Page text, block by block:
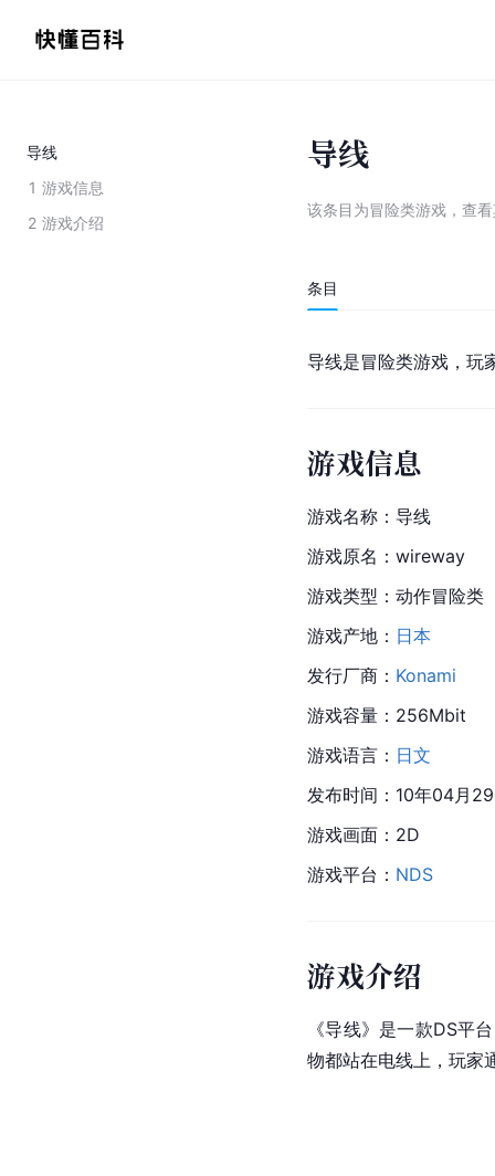
导线
1 游戏信息
2 游戏介绍
导线
该条目为冒险类游戏 ， 查看
条目
导线是冒险类游戏，玩
游戏信息
游戏名称：导线
游戏原名：wireway
游戏类型：动作冒险类
游戏产地： 日本
发行厂商： Konami
游戏容量：256Mbit
游戏语言： 日文
发布时间：10年04月
游戏画面：2D
游戏平台： NDS
游戏介绍
《导线》是一款DS平
物都站在电线上，玩家